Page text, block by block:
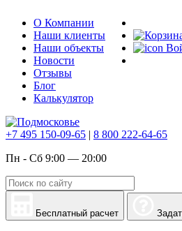
О Компании
Наши клиенты
Наши объекты
Новости
Отзывы
Блог
Калькулятор
+7 495 150-09-65 | 8 800 222-64-65
Пн - Сб 9:00 — 20:00
Бесплатный расчет